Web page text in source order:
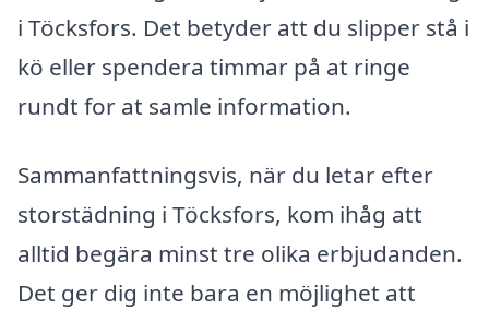
i Töcksfors. Det betyder att du slipper stå i
kö eller spendera timmar på at ringe
rundt for at samle information.
Sammanfattningsvis, när du letar efter
storstädning i Töcksfors, kom ihåg att
alltid begära minst tre olika erbjudanden.
Det ger dig inte bara en möjlighet att